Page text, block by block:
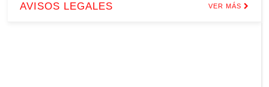
AVISOS LEGALES VER MÁS